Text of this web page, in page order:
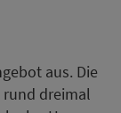
aus. Die
dreimal